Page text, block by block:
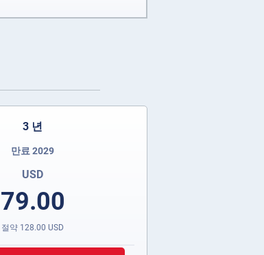
3 년
만료 2029
USD
79.00
절약 128.00 USD